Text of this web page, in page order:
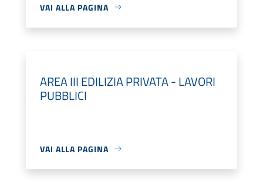
VAI ALLA PAGINA
AREA III EDILIZIA PRIVATA - LAVORI
PUBBLICI
VAI ALLA PAGINA